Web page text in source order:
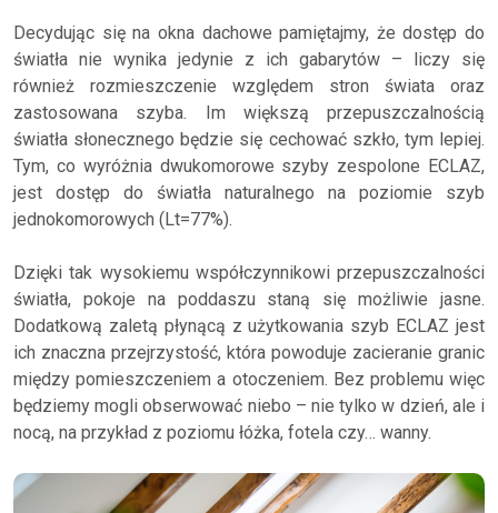
Decydując się na okna dachowe pamiętajmy, że dostęp do
światła nie wynika jedynie z ich gabarytów – liczy się
również rozmieszczenie względem stron świata oraz
zastosowana szyba. Im większą przepuszczalnością
światła słonecznego będzie się cechować szkło, tym lepiej.
Tym, co wyróżnia dwukomorowe szyby zespolone ECLAZ,
jest dostęp do światła naturalnego na poziomie szyb
jednokomorowych (Lt=77%).
Dzięki tak wysokiemu współczynnikowi przepuszczalności
światła, pokoje na poddaszu staną się możliwie jasne.
Dodatkową zaletą płynącą z użytkowania szyb ECLAZ jest
ich znaczna przejrzystość, która powoduje zacieranie granic
między pomieszczeniem a otoczeniem. Bez problemu więc
będziemy mogli obserwować niebo – nie tylko w dzień, ale i
nocą, na przykład z poziomu łóżka, fotela czy… wanny.